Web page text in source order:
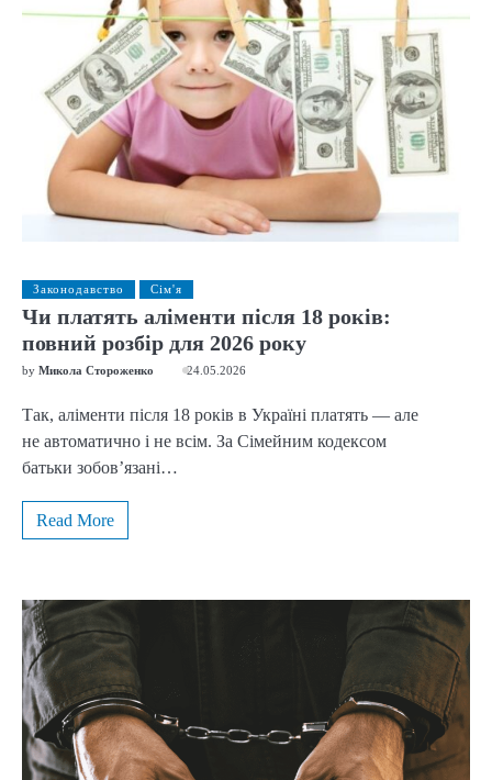
Законодавство Сім'я
Чи платять аліменти після 18 років:
повний розбір для 2026 року
by Микола Стороженко 24.05.2026
Так, аліменти після 18 років в Україні платять — але
не автоматично і не всім. За Сімейним кодексом
батьки зобов’язані…
Read More